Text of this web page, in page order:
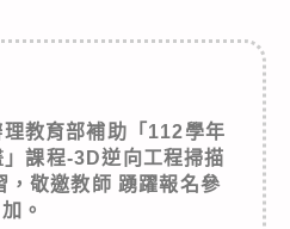
教育部補助「112學年
課程-3D逆向工程掃描
，敬邀教師 踴躍報名參
加。